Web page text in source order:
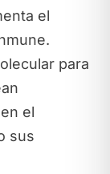
el
para
el
sus